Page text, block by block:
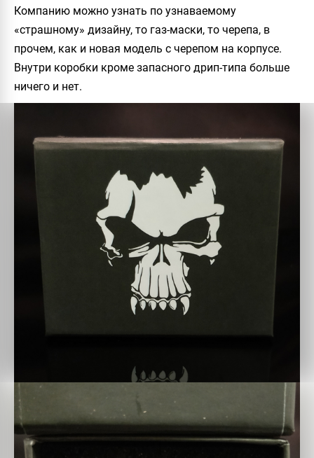
Компанию можно узнать по узнаваемому
«страшному» дизайну, то газ-маски, то черепа, в
прочем, как и новая модель с черепом на корпусе.
Внутри коробки кроме запасного дрип-типа больше
ничего и нет.